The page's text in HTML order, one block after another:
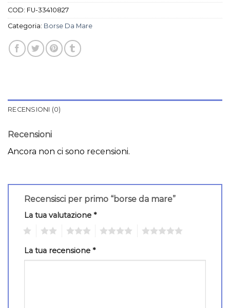
COD: FU-33410827
Categoria: Borse Da Mare
RECENSIONI (0)
Recensioni
Ancora non ci sono recensioni.
Recensisci per primo “borse da mare”
La tua valutazione *
La tua recensione *